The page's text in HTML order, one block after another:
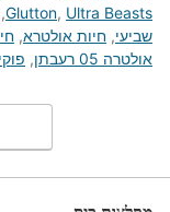
Glutton, Ultra Beasts
,
שביעי, חיות אולטרא,
אולטרה 05 רעבתן
,